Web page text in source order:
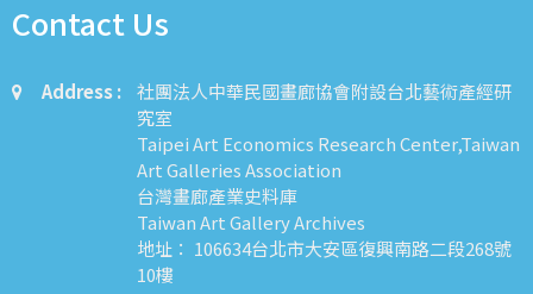
Contact Us
Address :
社團法人中華民國畫廊協會附設台北藝術產經研
究室
Taipei Art Economics Research Center,Taiwan
Art Galleries Association
台灣畫廊產業史料庫
Taiwan Art Gallery Archives
地址： 106634台北市大安區復興南路二段268號
10樓